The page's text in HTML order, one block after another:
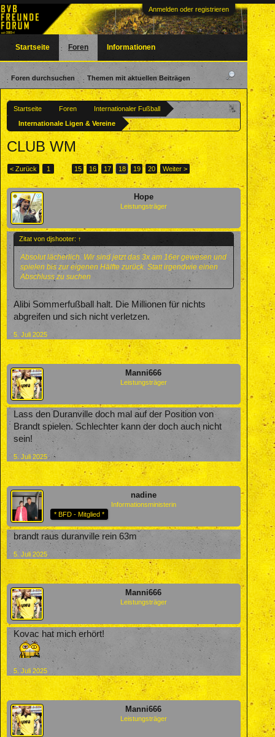
Anmelden oder registrieren
Startseite Foren
Internationaler Fußball
Internationale Ligen & Vereine
CLUB WM
< Zurück 1 ← 15 16 17 18 19 20 Weiter >
Hope
Leistungsträger
Zitat von djshooter: ↑
Absolut lächerlich. Wir sind jetzt das 3x am 16er gewesen und
spielen bis zur eigenen Hälfte zurück. Statt irgendwie einen
Abschluss zu suchen
Alibi Sommerfußball halt. Die Millionen für nichts
abgreifen und sich nicht verletzen.
5. Juli 2025
Manni666
Leistungsträger
Lass den Duranville doch mal auf der Position von
Brandt spielen. Schlechter kann der doch auch nicht
sein!
5. Juli 2025
nadine
Informationsministerin
* BFD - Mitglied *
brandt raus duranville rein 63m
5. Juli 2025
Manni666
Leistungsträger
Kovac hat mich erhört!
5. Juli 2025
Manni666
Leistungsträger
Startseite Foren
Foren durchsuchen Themen mit aktuellen Beiträgen
Informationen